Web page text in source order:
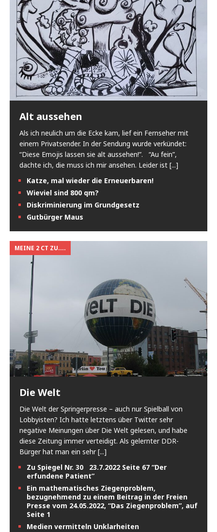
Alt aussehen
Als ich neulich um die Ecke kam, lief ein Fernseher mit
einem Privatsender. In der Sendung wurde verkündet:
“Diese Emojis lassen sie alt aussehen!”. “Au fein”,
dachte ich, die muss ich mir ansehen. Leider ist [...]
Katze, mal wieder die Erneuerbaren!
Wieviel sind 800 qm?
Diskriminierung im Grundgesetz
Gutbürger Maus
MEINE 2 CT ZU....
Die Welt
Die Welt der Springerpresse – auch nur Spielball von
Lobbyisten? Ich hatte letztens über Twitter sehr
negative Meinungen über Die Welt gelesen, und habe
diese Zeitung immer verteidigt. Als gelernter DDR-
Bürger hat man ein sehr[...]
Zu Spiegel Nr. 30 23.7.2022 Seite 67 “Der
erfundene Patient”
Ein mathematisches Ziegenproblem,
bezugnehmend zu einem Beitrag in der Freien
Presse vom 24.05.2022, “Das Ziegenproblem”, auf
Seite 1
Medien vermitteln Unklarheiten